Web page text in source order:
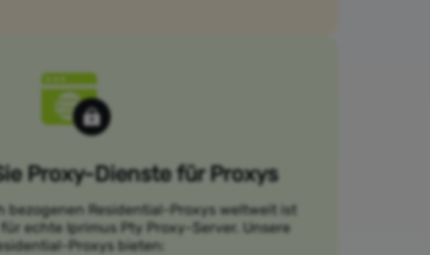
Proxy-Dienste für Proxys
bezogenen Residential-Proxys weltweit ist
für echte Iprimus Pty Proxy-Server. Unsere
Proxys bieten: